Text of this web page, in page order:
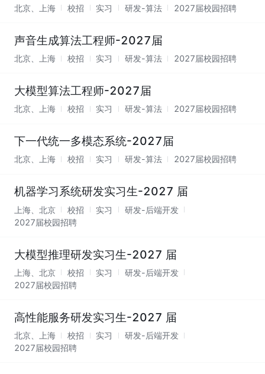
北京、上海 校招 实习 研发-算法 2027届校园招聘
声音生成算法工程师-2027届
北京、上海 校招 实习 研发-算法 2027届校园招聘
大模型算法工程师-2027届
北京、上海 校招 实习 研发-算法 2027届校园招聘
下一代统一多模态系统-2027届
北京、上海 校招 实习 研发-算法 2027届校园招聘
机器学习系统研发实习生-2027 届
上海、北京 校招 实习
研发-后端开发
2027届校园招聘
大模型推理研发实习生-2027 届
上海、北京 校招 实习
研发-后端开发
2027届校园招聘
高性能服务研发实习生-2027 届
北京、上海 校招 实习
研发-后端开发
2027届校园招聘